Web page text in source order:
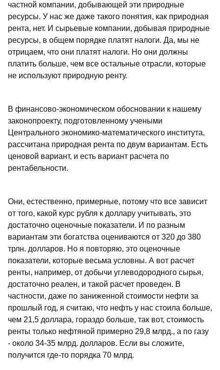
частной компании, добывающей эти природные
ресурсы. У нас же даже такого понятия, как природная
рента, нет. И сырьевые компании, добывая природные
ресурсы, в общем порядке платят налоги. Да, мы не
отрицаем, что они платят налоги. Но они должны
платить больше, чем все остальные отрасли, которые
не используют природную ренту.
В финансово-экономическом обосновании к нашему
законопроекту, подготовленному учеными
Центрального экономико-математического института,
рассчитана природная рента по двум вариантам. Есть
ценовой вариант, и есть вариант расчета по
рентабельности.
Они, естественно, примерные, потому что все зависит
от того, какой курс рубля к доллару учитывать, это
достаточно оценочные показатели. И по разным
вариантам эти богатства оцениваются от 320 до 380
трлн. долларов. Но я повторяю, это оценочные
показатели, которые весьма условны. А вот расчет
ренты, например, от добычи углеводородного сырья,
достаточно реален, и такой расчет проведен. В
частности, даже по заниженной стоимости нефти за
прошлый год, я считаю, что нефть у нас стоила больше,
чем 21,5 доллара, гораздо больше, так вот, стоимость
ренты только нефтяной примерно 29,8 млрд., а по газу
- около 34-35 млрд. долларов. Если вы сложите,
получится где-то порядка 70 млрд.